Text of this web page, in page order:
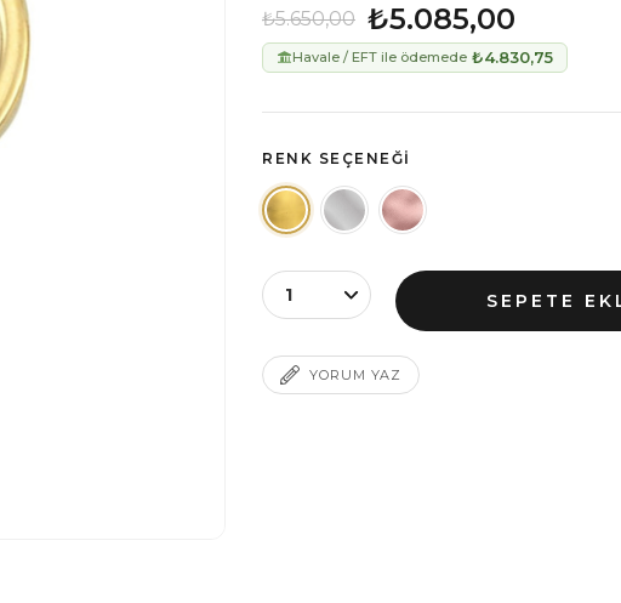
₺5.650,00 ₺5.085,00
Havale / EFT ile ödemede ₺4.830,75
RENK SEÇENEĞI
YORUM YAZ